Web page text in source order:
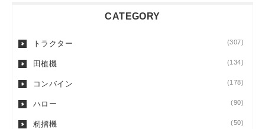
CATEGORY
トラクター (307)
田植機 (134)
コンバイン (178)
ハロー (90)
籾摺機 (50)